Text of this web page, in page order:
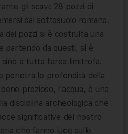
gli scavi: 28 pozzi di
dal sottosuolo romano.
dei pozzi si è costruita una
partendo da questi, si è
a tutta l’area limitrofa.
penetra le profondità della
prezioso, l’acqua, è una
disciplina archeologica che
significative del nostro
che fanno luce sulle